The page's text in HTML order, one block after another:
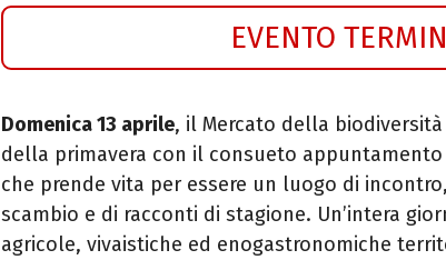
EVENTO
Domenica 13 aprile, il Mercato della biodiversità
della primavera con il consueto
che prende vita per essere un luogo di
scambio e di racconti di stagione. Un’intera
agricole, vivaistiche ed enogastronomiche